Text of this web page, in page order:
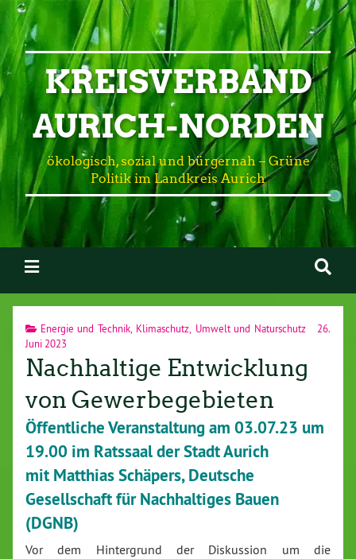
KREISVERBAND
AURICH-NORDEN
ökologisch, sozial und bürgernah – Grüne
Politik im Landkreis Aurich
Energie und Technik, Klimaschutz, Umwelt und Naturschutz
26.
Juni 2023
Nachhaltige Entwicklung
von Gewerbegebieten
Öffentliche Veranstaltung am 03.07.23 um
19.00 im Ratssaal der Stadt Aurich
mit Matthias Schäpers, Deutsche
Gesellschaft für Nachhaltiges Bauen
(DGNB)
Vor dem Hintergrund der Diskussion um die